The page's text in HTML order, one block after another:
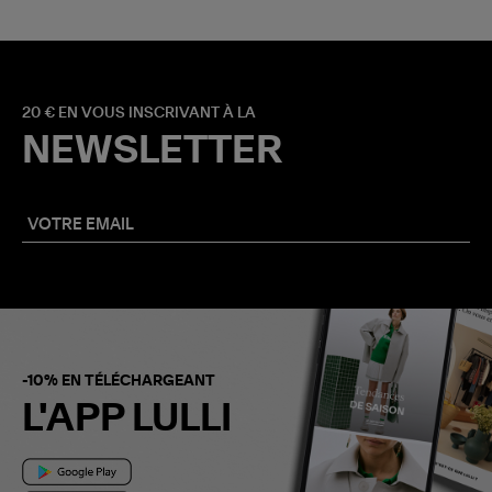
20 € EN VOUS INSCRIVANT À LA
NEWSLETTER
-10% EN TÉLÉCHARGEANT
L'APP LULLI